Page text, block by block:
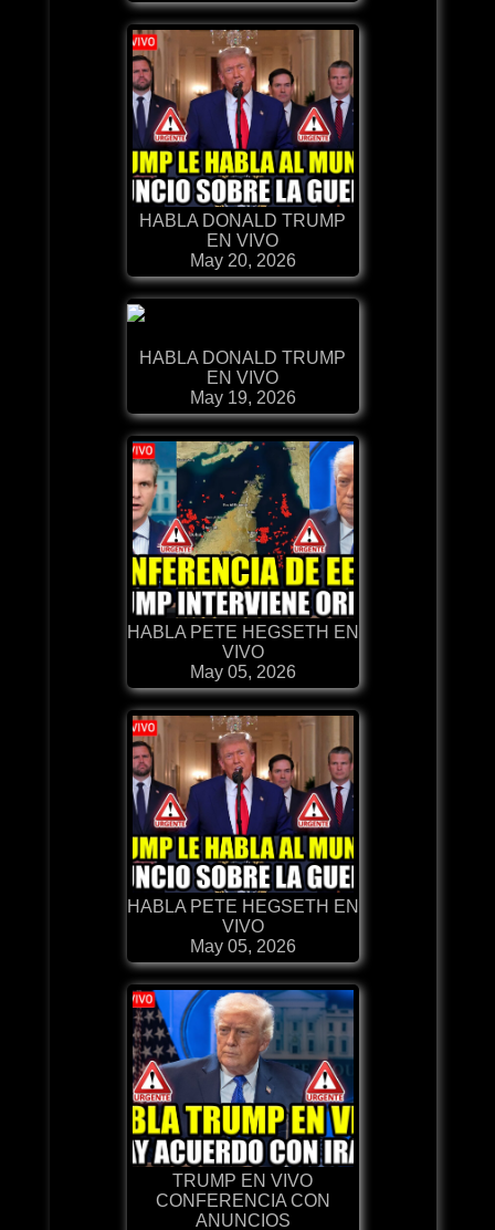
HABLA DONALD TRUMP
EN VIVO
May 20, 2026
HABLA DONALD TRUMP
EN VIVO
May 19, 2026
HABLA PETE HEGSETH EN
VIVO
May 05, 2026
HABLA PETE HEGSETH EN
VIVO
May 05, 2026
TRUMP EN VIVO
CONFERENCIA CON
ANUNCIOS